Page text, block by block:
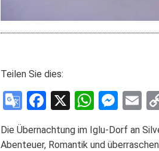
Teilen Sie dies:
Google
Facebook
X
Die Übernachtung im Iglu-Dorf an
Abenteuer, Romantik und